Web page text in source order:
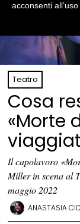
Teatro
Cosa
«Morte
Il capolavoro
Miller in scena al
maggio 2022
ANASTASIA
acconsenti